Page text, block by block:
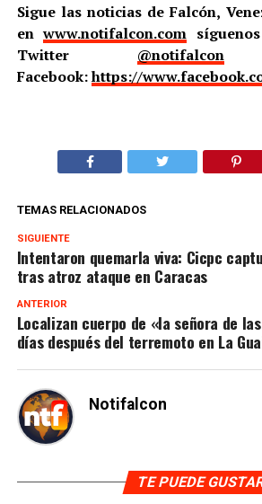
Sigue las noticias de Falcón,
enwww.notifalcon.com
Twitter @notifalcon
Facebook:https://
TEMAS RELACIONADOS
SIGUIENTE
Intentaron quemarla viva: Cicpc
tras atroz ataque en Caracas
ANTERIOR
Localizan cuerpo de «la señora de
días después del terremoto en La
Notifalcon
TE PUEDE